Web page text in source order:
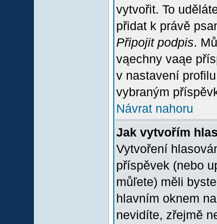
vytvořit. To
přidat k právě
Připojit podpis.
vąechny vaąe
v nastavení
vybraným
Návrat nahoru
Jak vytvořím
Vytvoření
příspěvek (nebo
můľete) měli
hlavním oknem
nevidíte, zřejmě